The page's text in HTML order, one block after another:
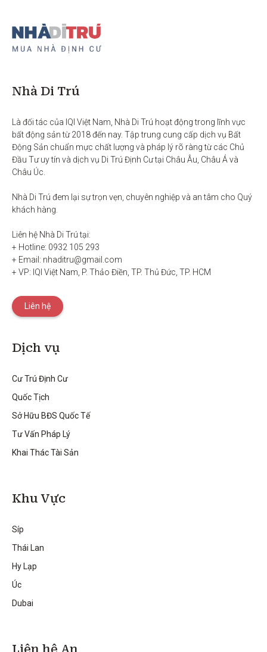
Nhà Di Trú
Là đối tác của IQI Việt Nam, Nhà Di Trú hoạt động trong lĩnh vực
bất động sản từ 2018 đến nay. Tập trung cung cấp dịch vụ Bất
Động Sản chuẩn mực chất lượng và pháp lý rõ ràng từ các Chủ
Đầu Tư uy tín và dịch vụ Di Trú Định Cư tại Châu Âu, Châu Á và
Châu Úc.
Nhà Di Trú đem lại sự trọn vẹn, chuyên nghiệp và an tâm cho Quý
khách hàng.
Liên hệ Nhà Di Trú tại:
+ Hotline: 0932 105 293
+ Email: nhaditru@gmail.com
+ VP: IQI Việt Nam, P. Thảo Điền, TP. Thủ Đức, TP. HCM
Liên hệ
Dịch vụ
Cư Trú Định Cư
Quốc Tịch
Sở Hữu BĐS Quốc Tế
Tư Vấn Pháp Lý
Khai Thác Tài Sản
Khu Vực
Síp
Thái Lan
Hy Lạp
Úc
Dubai
Liên hệ An